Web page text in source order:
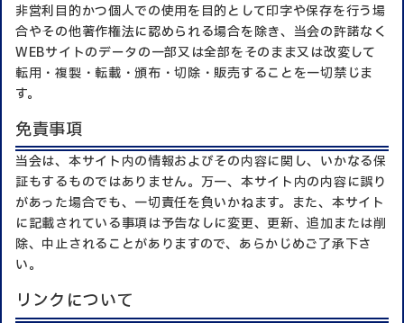
非営利目的かつ個人での使用を目的として印字や保存を行う場
合やその他著作権法に認められる場合を除き、当会の許諾なく
WEBサイトのデータの一部又は全部をそのまま又は改変して
転用・複製・転載・頒布・切除・販売することを一切禁じま
す。
免責事項
当会は、本サイト内の情報およびその内容に関し、いかなる保
証もするものではありません。万一、本サイト内の内容に誤り
があった場合でも、一切責任を負いかねます。また、本サイト
に記載されている事項は予告なしに変更、更新、追加または削
除、中止されることがありますので、あらかじめご了承下さ
い。
リンクについて